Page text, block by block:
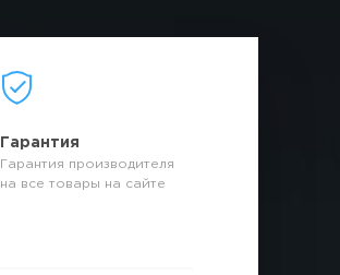
Гарантия
Гарантия производителя
на все товары на сайте